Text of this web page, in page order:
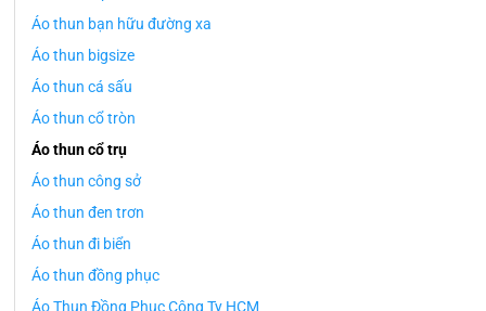
Áo thun bạn hữu đường xa
Áo thun bigsize
Áo thun cá sấu
Áo thun cổ tròn
Áo thun cổ trụ
Áo thun công sở
Áo thun đen trơn
Áo thun đi biển
Áo thun đồng phục